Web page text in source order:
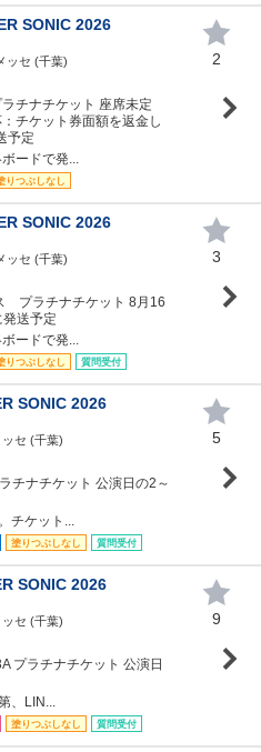
SONIC 2026
ッセ (千葉)
チナチケット 座席未定
チケット券面額を返金し
予定
ードで発...
りつぶしなし
2
SONIC 2026
ッセ (千葉)
プラチナチケット 8月16
送予定
ードで発...
りつぶしなし 質問受付
3
SONIC 2026
セ (千葉)
チナチケット 公演日の2～
チケット...
塗りつぶしなし 質問受付
5
SONIC 2026
セ (千葉)
プラチナチケット 公演日
、LIN...
塗りつぶしなし 質問受付
9